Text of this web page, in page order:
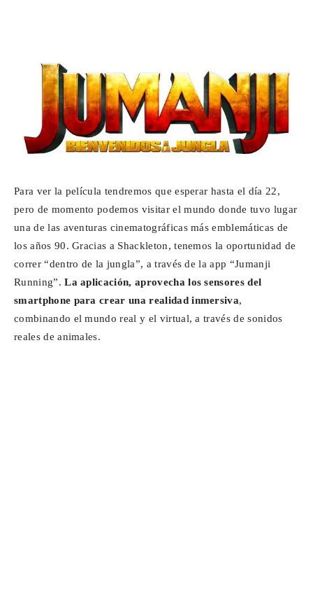
Cinéfilos
Para ver la película tendremos que esperar hasta el día 22,
pero de momento podemos visitar el mundo donde tuvo lugar
una de las aventuras cinematográficas más emblemáticas de
los años 90. Gracias a Shackleton, tenemos la oportunidad de
correr “dentro de la jungla”, a través de la app “Jumanji
Running”.La aplicación, aprovecha los sensores del
smartphone para crear una realidad inmersiva,
combinando el mundo real y el virtual, a través de sonidos
reales de animales.